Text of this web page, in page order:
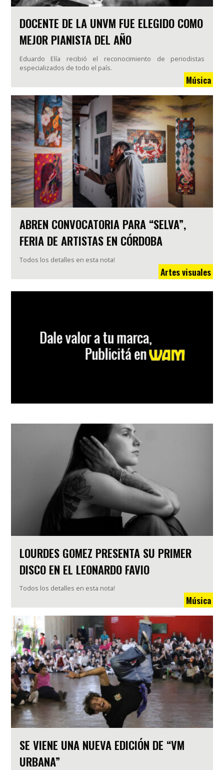
DOCENTE DE LA UNVM FUE ELEGIDO COMO
MEJOR PIANISTA DEL AÑO
Eduardo Elía recibió el reconocimiento de periodistas
especializados de todo el país.
Música
ABREN CONVOCATORIA PARA “SELVA”,
FERIA DE ARTISTAS EN CÓRDOBA
Todos los detalles en esta nota!
Artes visuales
LOURDES GOMEZ PRESENTA SU PRIMER
DISCO EN EL LEONARDO FAVIO
Todos los detalles en esta nota!
Música
SE VIENE UNA NUEVA EDICIÓN DE “VM
URBANA”